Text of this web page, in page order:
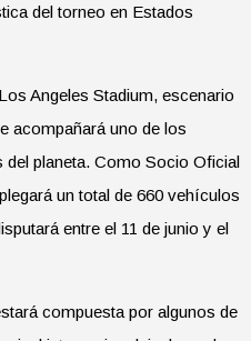
del torneo en Estados
Angeles Stadium, escenario
acompañará uno de los
planeta. Como Socio Oficial
un total de 660 vehículos
entre el 11 de junio y el
compuesta por algunos de